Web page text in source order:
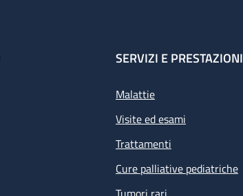
SERVIZI E PRESTAZIONI
Malattie
Visite ed esami
Trattamenti
Cure palliative pediatriche